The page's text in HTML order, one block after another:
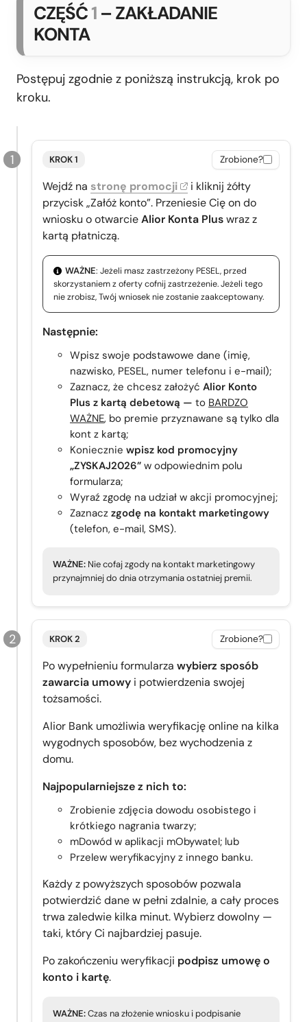
CZĘŚĆ1 – ZAKŁADANIE
KONTA
Postępuj zgodnie z poniższą instrukcją, krok po
kroku.
KROK 1 Zrobione?
Wejdź na stronę promocji
i kliknij żółty
przycisk „Załóż konto”. Przeniesie Cię on do
wniosku o otwarcieAlior Konta Pluswraz z
kartą płatniczą.
WAŻNE: Jeżeli masz zastrzeżony PESEL, przed
skorzystaniem z oferty cofnij zastrzeżenie. Jeżeli tego
nie zrobisz, Twój wniosek nie zostanie zaakceptowany.
Następnie:
Wpisz swoje podstawowe dane (imię,
nazwisko, PESEL, numer telefonu i e-mail);
Zaznacz, że chcesz założyć Alior Konto
Plus z kartą debetową — to BARDZO
WAŻNE, bo premie przyznawane są tylko dla
kont z kartą;
Koniecznie wpisz kod promocyjny
„ZYSKAJ2026” w odpowiednim polu
formularza;
Wyraź zgodę na udział w akcji promocyjnej;
Zaznacz zgodę na kontakt marketingowy
(telefon, e-mail, SMS).
WAŻNE: Nie cofaj zgody na kontakt marketingowy
przynajmniej do dnia otrzymania ostatniej premii.
KROK 2 Zrobione?
Po wypełnieniu formularza wybierz sposób
zawarcia umowy i potwierdzenia swojej
tożsamości.
Alior Bank umożliwia weryfikację online na kilka
wygodnych sposobów, bez wychodzenia z
domu.
Najpopularniejsze z nich to:
Zrobienie zdjęcia dowodu osobistego i
krótkiego nagrania twarzy;
mDowód w aplikacji mObywatel; lub
Przelew weryfikacyjny z innego banku.
Każdy z powyższych sposobów pozwala
potwierdzić dane w pełni zdalnie, a cały proces
trwa zaledwie kilka minut. Wybierz dowolny —
taki, który Ci najbardziej pasuje.
Po zakończeniu weryfikacji podpisz umowę o
konto i kartę.
WAŻNE:Czas na złożenie wniosku i podpisanie